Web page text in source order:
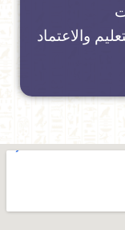
والاعتماد